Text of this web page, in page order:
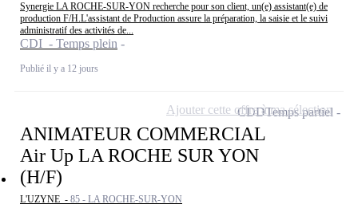
Synergie LA ROCHE-SUR-YON recherche pour son client, un(e) assistant(e) de
production F/H.L'assistant de Production assure la préparation, la saisie et le suivi
administratif des activités de...
CDI - Temps plein
Publié il y a 12 jours
ANIMATEUR COMMERCIAL
Air Up LA ROCHE SUR YON
(H/F)
L'UZYNE - 85 - LA ROCHE-SUR-YON
CDDTemps partiel
Ajouter cette offre à ma sélection